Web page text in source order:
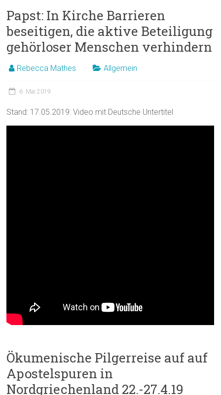
Papst: In Kirche Barrieren
beseitigen, die aktive Beteiligung
gehörloser Menschen verhindern
Rebecca Mathes Allgemein
6. Mai 2019
Stand: 17.05.2019: Video mit Deutsche Untertitel
Ökumenische Pilgerreise auf auf
Apostelspuren in
Nordgriechenland 22.-27.4.19